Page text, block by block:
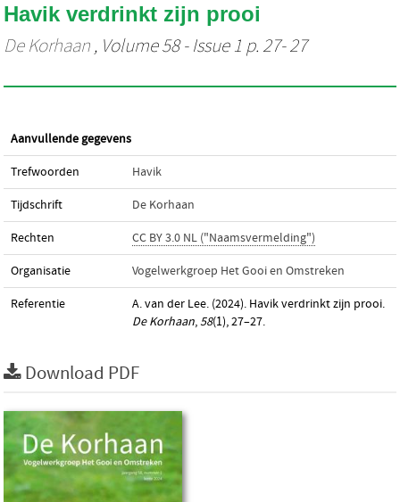
Havik verdrinkt zijn prooi
De Korhaan , Volume 58 - Issue 1 p. 27- 27
Aanvullende gegevens
Trefwoorden Havik
Tijdschrift De Korhaan
Rechten CC BY 3.0 NL ("Naamsvermelding")
Organisatie Vogelwerkgroep Het Gooi en Omstreken
Referentie
A. van der Lee. (2024). Havik verdrinkt zijn prooi.
De Korhaan,58(1), 27–27.
Download PDF